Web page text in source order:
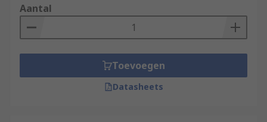
Aantal
Toevoegen
Datasheets